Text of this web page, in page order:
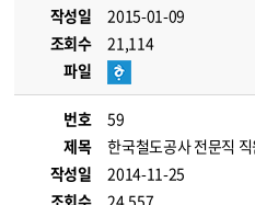
작성일
2015-01-09
조회수
21,114
파일
번호
59
제목
한국철도공사 전문직
작성일
2014-11-25
조회수
24,557